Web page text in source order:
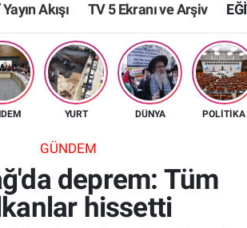
Yayın Akışı TV 5 Ekranı ve Arşiv
YURT DÜNYA POLİTİKA
GÜNDEM
deprem: Tüm
hissetti
ve Arşiv